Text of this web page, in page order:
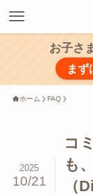
お子さ
まず
ホーム FAQ
コ
も
（
2025
10/21